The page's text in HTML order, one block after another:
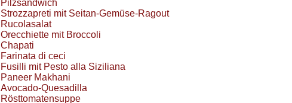
Pilzsandwich
Strozzapreti mit Seitan-Gemüse-Ragout
Rucolasalat
Orecchiette mit Broccoli
Chapati
Farinata di ceci
Fusilli mit Pesto alla Siziliana
Paneer Makhani
Avocado-Quesadilla
Rösttomatensuppe